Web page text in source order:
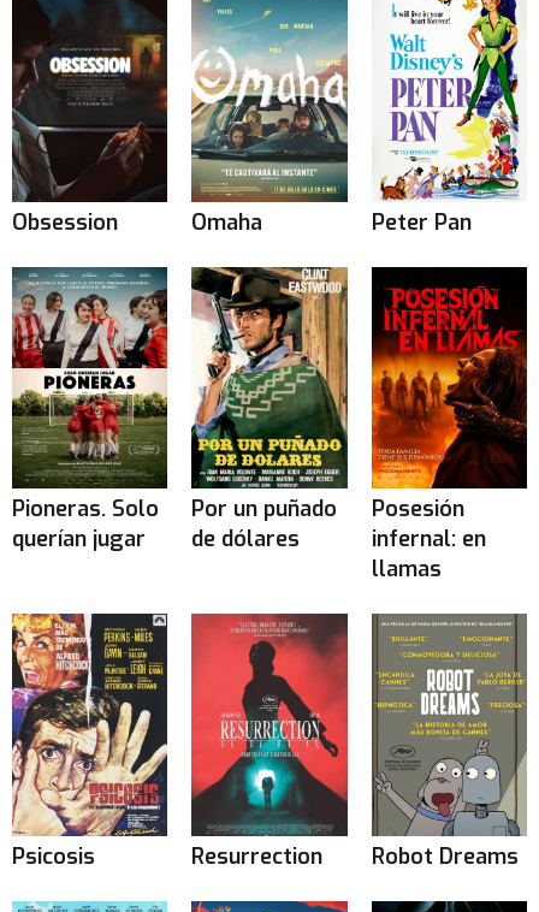
Obsession Omaha Peter Pan
Pioneras. Solo
querían jugar
Por un puñado
de dólares
Posesión
infernal: en
llamas
Psicosis Resurrection Robot Dreams